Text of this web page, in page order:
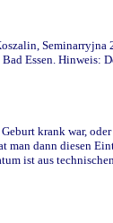
Essen. Hinweis:
krank war,
dann diesen
ist aus